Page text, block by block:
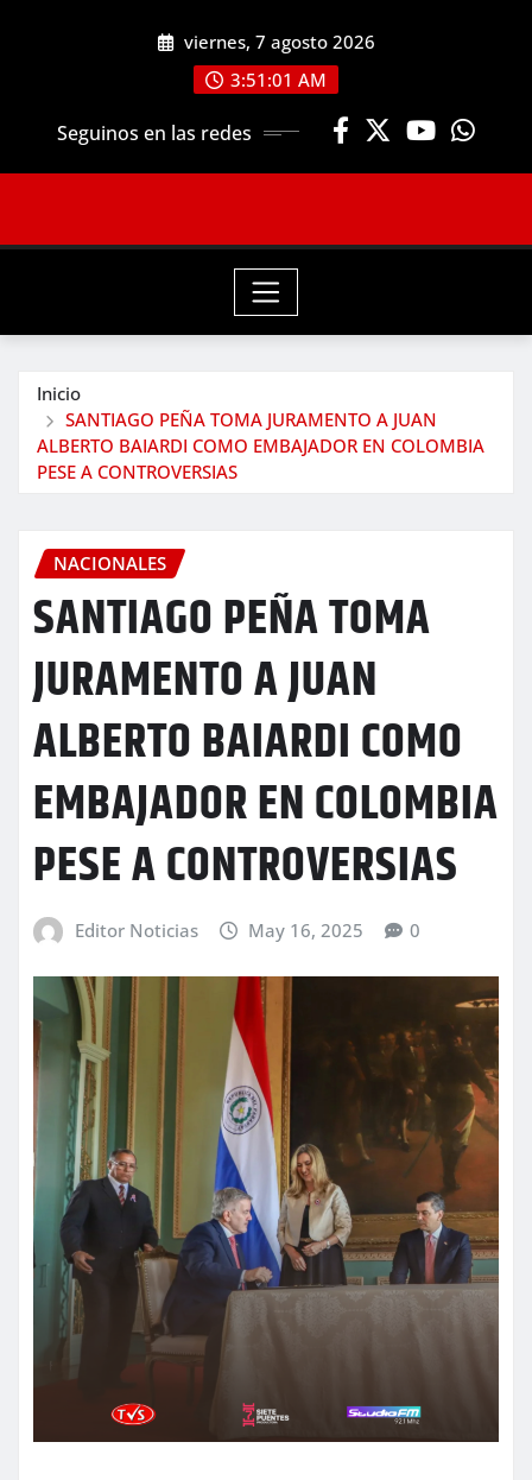
viernes, 7 agosto 2026
3:51:03 AM
Seguinos en las redes
Inicio
SANTIAGO PEÑA TOMA JURAMENTO A JUAN
ALBERTO BAIARDI COMO EMBAJADOR EN COLOMBIA
PESE A CONTROVERSIAS
NACIONALES
SANTIAGO PEÑA TOMA
JURAMENTO A JUAN
ALBERTO BAIARDI COMO
EMBAJADOR EN COLOMBIA
PESE A CONTROVERSIAS
Editor Noticias May 16, 2025 0